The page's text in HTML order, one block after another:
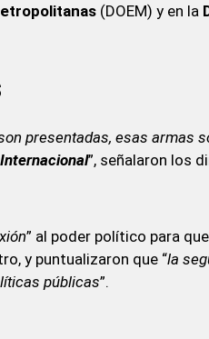
(DOEM) y en la
presentadas, esas armas
”, señalaron los
” al poder político para
y puntualizaron que “la
públicas”.